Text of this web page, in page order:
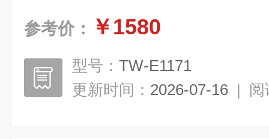
参考价： ￥1580
型号： TW-E1171
更新时间： 2026-07-16 | 阅